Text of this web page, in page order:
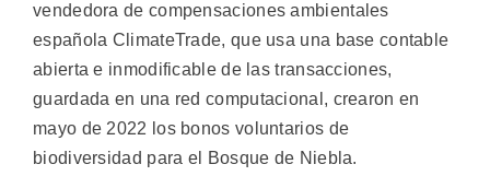
vendedora de compensaciones ambientales
española ClimateTrade, que usa una base contable
abierta e inmodificable de las transacciones,
guardada en una red computacional, crearon en
mayo de 2022 los bonos voluntarios de
biodiversidad para el Bosque de Niebla.